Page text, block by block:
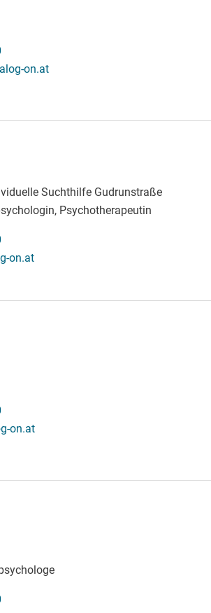
on.at
Suchthilfe Gudrunstraße
Psychotherapeutin
on.at
on.at